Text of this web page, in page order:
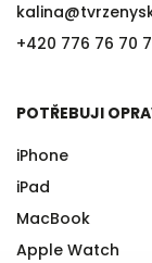
kalina@
+420 776 76 70
POTŘEBUJI
iPhone
iPad
MacBook
Apple Watch